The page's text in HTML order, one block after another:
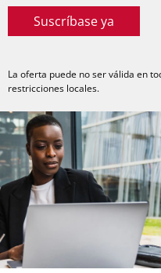
Suscríbase ya
La oferta puede no ser válida en
restricciones locales.